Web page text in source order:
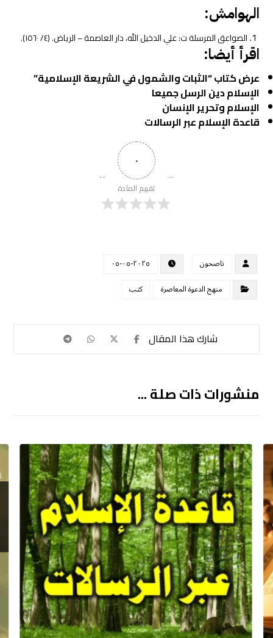
الهوامش:
الصواعق المرسلة ت: علي الدخيل الله، دار العاصمة – الرياض. (٤/ ١٥٦٠).
اقرأ أيضا:
عرض كتاب “الثبات والشمول في الشريعة الإسلامية”
الإسلام دين الرسل جميعا
الإسلام وتحرير الإنسان
قاعدة الإسلام عبر الرسالات
٠
تقييم المادة
ناصحون
٢٠٢٥-٠٥-٠٥
منهج الدعوة المعاصرة
كتب
منشورات ذات صلة ...